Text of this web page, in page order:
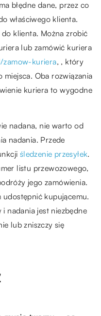
błędne dane, przez co
właściwego klienta.
klienta. Można zrobić
lub zamówić kuriera
zamow-kuriera, , który
miejsca. Oba rozwiązania
kuriera to wygodne
nadana, nie warto od
nadania. Przede
śledzenie przesyłek.
listu przewozowego,
jego zamówienia.
udostępnić kupującemu.
nadania jest niezbędne
lub zniszczy się